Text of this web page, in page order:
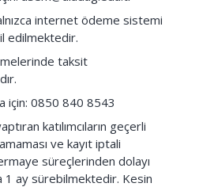
internet ödeme sistemi
edilmektedir.
taksit
için: 0850 840 8543
katılımcıların geçerli
ve kayıt iptali
süreçlerinden dolayı
ay sürebilmektedir. Kesin